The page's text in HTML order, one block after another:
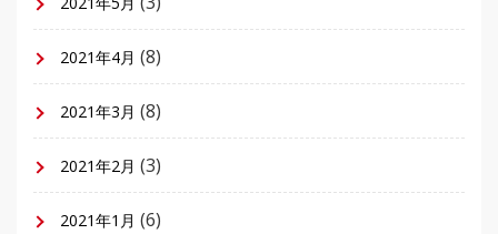
2021年4月 (8)
2021年3月 (8)
2021年2月 (3)
2021年1月 (6)